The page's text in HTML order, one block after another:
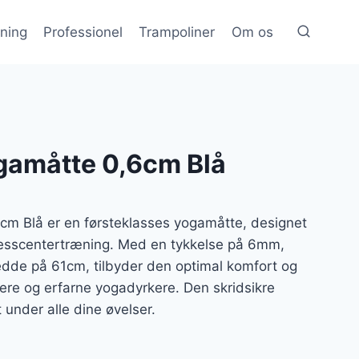
Professionel Trampoliner Om os
0,6cm Blå
Blå er en førsteklasses yogamåtte, designet
Med en tykkelse på 6mm,
på 61cm, tilbyder den optimal komfort og
og erfarne yogadyrkere. Den skridsikre
alle dine øvelser.